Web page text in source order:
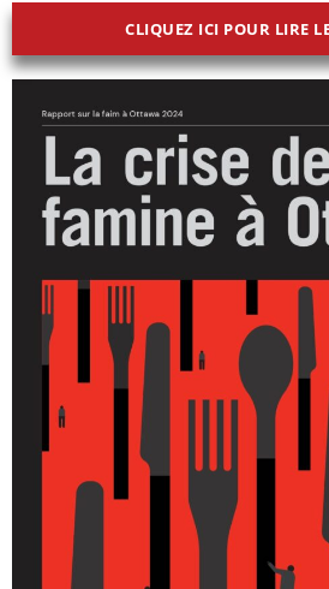
CLIQUEZ ICI POUR LIRE